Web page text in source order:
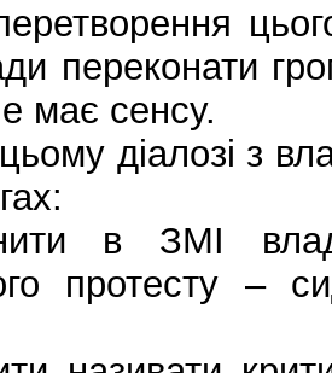
переконати
має сенсу.
діалозі з
в ЗМІ
протесту –